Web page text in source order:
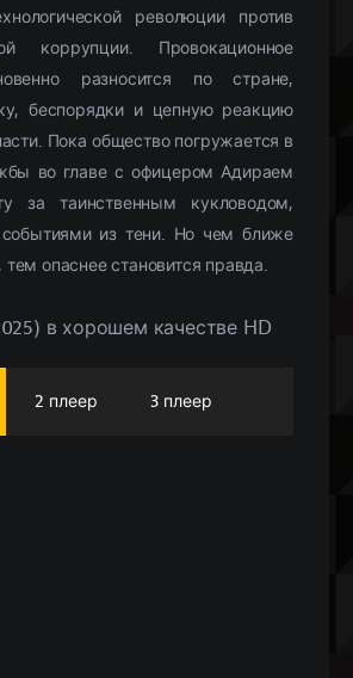
революции против
коррупции. Провокационное
разносится по стране,
беспорядки и цепную реакцию
Пока общество погружается в
во главе с офицером Адираем
за таинственным кукловодом,
из тени. Но чем ближе
тем опаснее становится правда.
в хорошем качестве HD
2 плеер 3 плеер